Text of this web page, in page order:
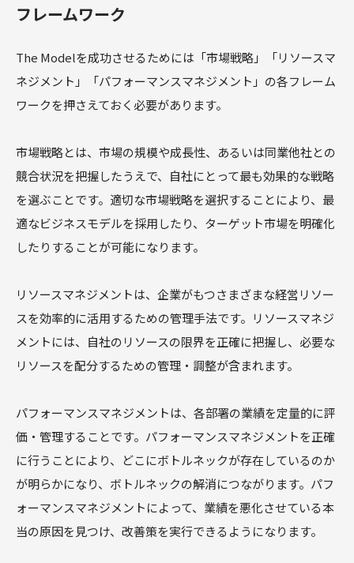
フレームワーク
The Modelを成功させるためには「市場戦略」「リソースマ
ネジメント」「パフォーマンスマネジメント」の各フレーム
ワークを押さえておく必要があります。
市場戦略とは、市場の規模や成長性、あるいは同業他社との
競合状況を把握したうえで、自社にとって最も効果的な戦略
を選ぶことです。適切な市場戦略を選択することにより、最
適なビジネスモデルを採用したり、ターゲット市場を明確化
したりすることが可能になります。
リソースマネジメントは、企業がもつさまざまな経営リソー
スを効率的に活用するための管理手法です。リソースマネジ
メントには、自社のリソースの限界を正確に把握し、必要な
リソースを配分するための管理・調整が含まれます。
パフォーマンスマネジメントは、各部署の業績を定量的に評
価・管理することです。パフォーマンスマネジメントを正確
に行うことにより、どこにボトルネックが存在しているのか
が明らかになり、ボトルネックの解消につながります。パフ
ォーマンスマネジメントによって、業績を悪化させている本
当の原因を見つけ、改善策を実行できるようになります。